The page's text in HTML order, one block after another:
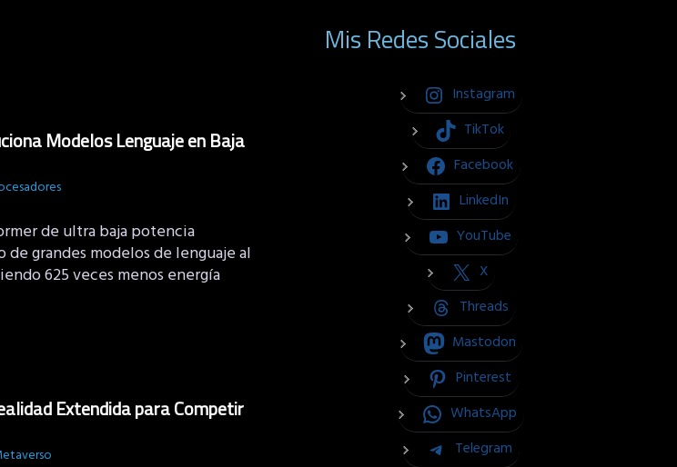
Modelos Lenguaje en Baja
de ultra baja potencia
grandes modelos de lenguaje al
625 veces menos energía
Extendida para Competir
Mis Redes Sociales
Instagram
TikTok
Facebook
LinkedIn
YouTube
X
Threads
Mastodon
Pinterest
WhatsApp
Telegram